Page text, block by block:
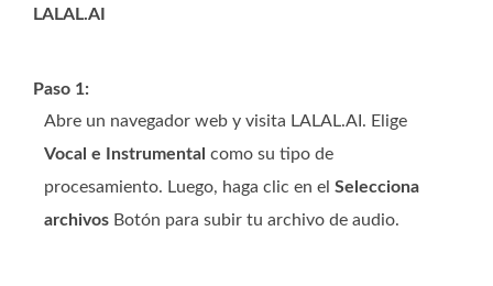
LALAL.AI
Paso 1:
Abre un navegador web y visita LALAL.AI. Elige
Vocal e Instrumental como su tipo de
procesamiento. Luego, haga clic en el Selecciona
archivos Botón para subir tu archivo de audio.